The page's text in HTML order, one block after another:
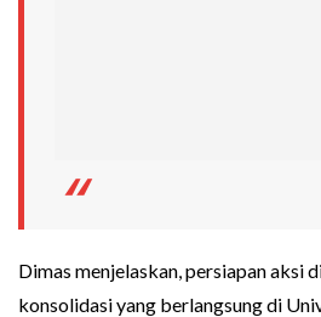
Dimas menjelaskan, persiapan aksi
konsolidasi yang berlangsung di